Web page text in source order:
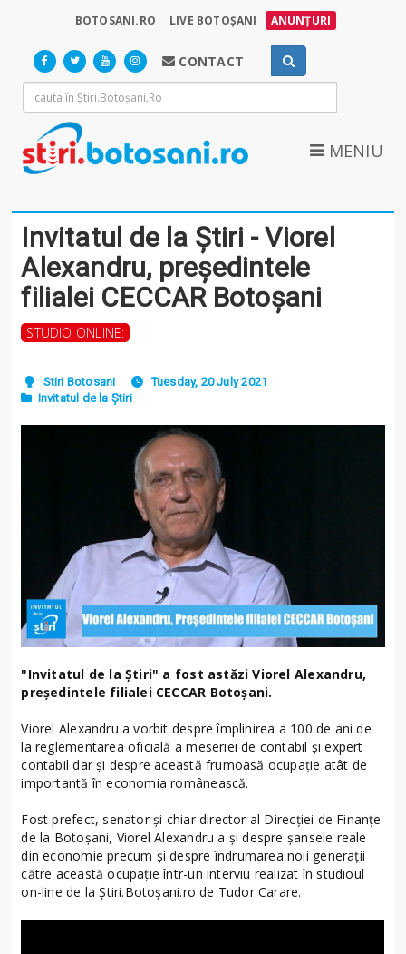
BOTOSANI.RO LIVE BOTOȘANI ANUNȚURI
CONTACT
MENIU
Invitatul de la Știri - Viorel
Alexandru, președintele
filialei CECCAR Botoșani
STUDIO ONLINE:
Stiri Botosani
Tuesday, 20 July 2021
Invitatul de la Știri
"Invitatul de la Știri" a fost astăzi Viorel Alexandru,
președintele filialei CECCAR Botoșani.
Viorel Alexandru a vorbit despre împlinirea a 100 de ani de
la reglementarea oficială a meseriei de contabil și expert
contabil dar și despre această frumoasă ocupație atât de
importantă în economia românească.
Fost prefect, senator și chiar director al Direcției de Finanțe
de la Botoșani, Viorel Alexandru a și despre șansele reale
din economie precum și despre îndrumarea noii generații
către această ocupație într-un interviu realizat în studioul
on-line de la Știri.Botoșani.ro de Tudor Carare.